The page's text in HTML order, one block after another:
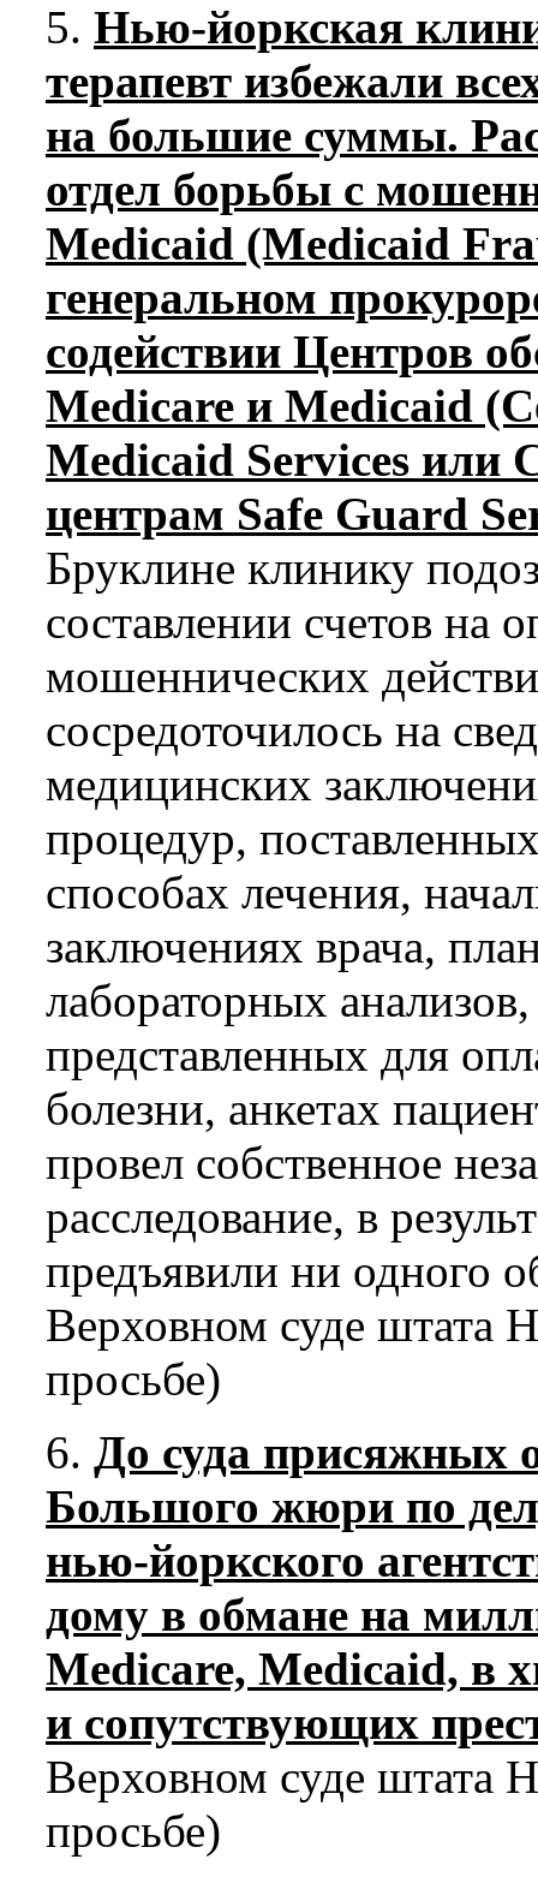
5. Нью-йоркская
терапевт избежали
на большие суммы.
отдел борьбы с
Medicaid (Medicaid
генеральном
содействии Центров
Medicare и Medicaid
Medicaid Services или
центрам Safe Guard
Бруклине клинику
составлении счетов на
мошеннических
сосредоточилось на
медицинских
процедур,
способах лечения,
заключениях врача,
лабораторных
представленных для
болезни, анкетах
провел собственное
расследование, в
предъявили ни одного
Верховном суде штата
просьбе)
6. До суда присяжных
Большого жюри по
нью-йоркского
дому в обмане на
Medicare, Medicaid, в
и сопутствующих
Верховном суде штата
просьбе)